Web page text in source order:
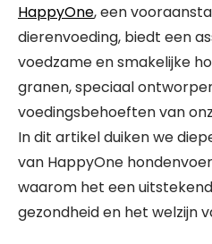
HappyOne, een
dierenvoeding, biedt een
voedzame en smakelijke
granen, speciaal
voedingsbehoeften van
In dit artikel duiken we
van HappyOne
waarom het een
gezondheid en het welzijn